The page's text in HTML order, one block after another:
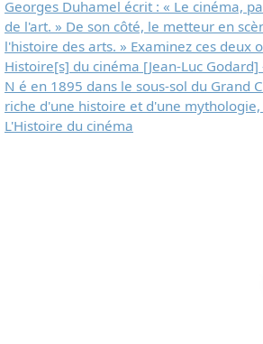
Georges Duhamel écrit : « Le cinéma,
de l'art. » De son côté, le metteur en
l'histoire des arts. » Examinez ces
Histoire[s] du cinéma [Jean-Luc
N é en 1895 dans le sous-sol du Grand
riche d'une histoire et d'une
L'Histoire du cinéma